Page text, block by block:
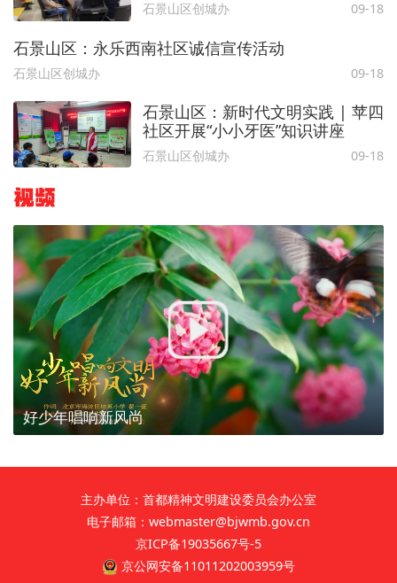
石景山区创城办 09-18
石景山区：永乐西南社区诚信宣传活动
石景山区创城办 09-18
石景山区：新时代文明实践 | 苹四
社区开展“小小牙医”知识讲座
石景山区创城办 09-18
视频
好少年唱响新风尚
主办单位：首都精神文明建设委员会办公室
电子邮箱：webmaster@bjwmb.gov.cn
京ICP备19035667号-5
京公网安备11011202003959号